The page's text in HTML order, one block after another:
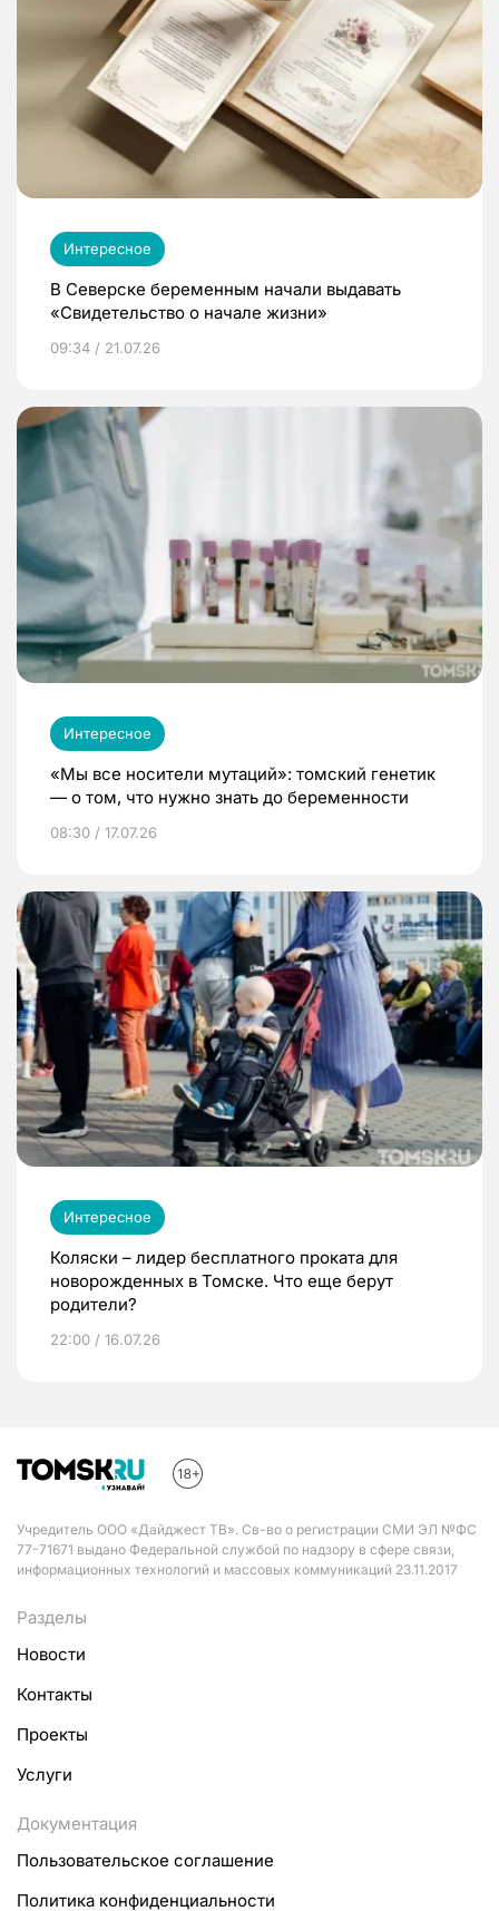
Интересное
В Северске беременным начали выдавать
«Свидетельство о начале жизни»
09:34 / 21.07.26
Интересное
«Мы все носители мутаций»: томский генетик
— о том, что нужно знать до беременности
08:30 / 17.07.26
Интересное
Коляски – лидер бесплатного проката для
новорожденных в Томске. Что еще берут
родители?
22:00 / 16.07.26
Учредитель ООО «Дайджест ТВ». Св-во о регистрации СМИ ЭЛ №ФС
77-71671 выдано Федеральной службой по надзору в сфере связи,
информационных технологий и массовых коммуникаций 23.11.2017
Разделы
Новости
Контакты
Проекты
Услуги
Документация
Пользовательское соглашение
Политика конфиденциальности